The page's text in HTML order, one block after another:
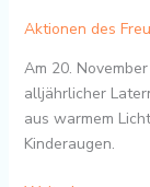
Aktionen des
Am 20.
alljährlicher
aus warmem
Kinderaugen.